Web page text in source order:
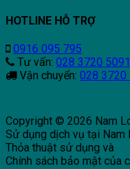
HOTLINE HỖ TRỢ
0916 095 795
Tư vấn: 028 3720 5091
Vận chuyển: 028 3720
Copyright © 2026 Nam
Sử dụng dịch vụ tại Nam
Thỏa thuật sử dụng và
Chính sách bảo mật của